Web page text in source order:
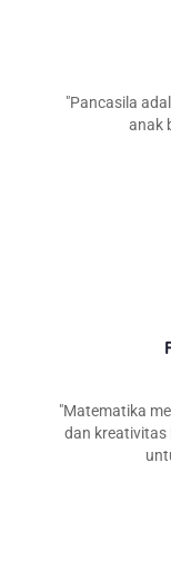
Pancasila
anak
Matematika
dan kreativitas